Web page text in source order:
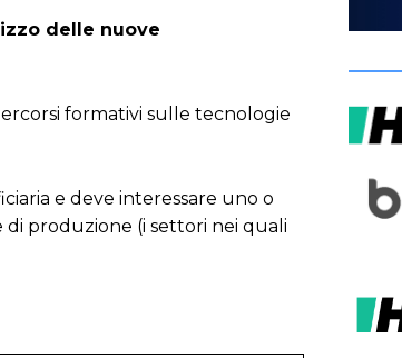
delle nuove
formativi sulle tecnologie
e deve interessare uno o
produzione (i settori nei quali